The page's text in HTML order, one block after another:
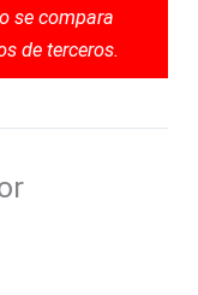
se compara
de terceros.